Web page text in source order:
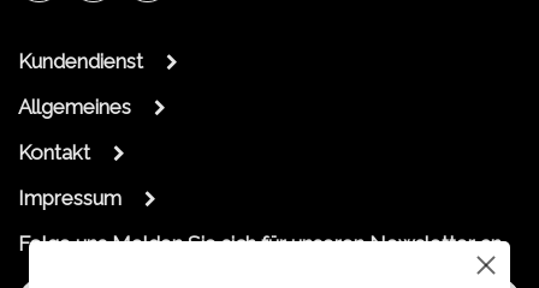
Kundendienst
Allgemeines
Kontakt
Impressum
Folge uns Melden Sie sich für unseren Newsletter an